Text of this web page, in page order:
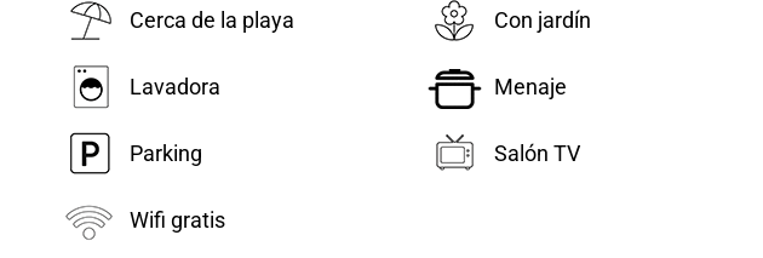
Cerca de la playa Con jardín
Lavadora Menaje
Parking Salón TV
Wifi gratis